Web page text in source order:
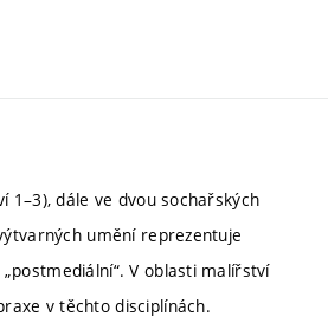
dále ve dvou sochařských
umění reprezentuje
V oblasti malířství
v těchto disciplínách.